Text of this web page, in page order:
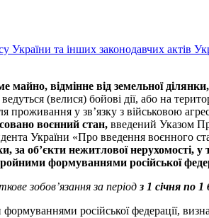
та інших законодавчих актів
майно, відмінне від земельної
(велися) бойові дії, або на
у зв’язку з військовою
воєнний стан, введений Указом
України «Про введення воєнного
за об’єкти нежитлової нерухомості,
формуваннями російської
зобов’язання за періодз 1 січня по 1
російської федерації,